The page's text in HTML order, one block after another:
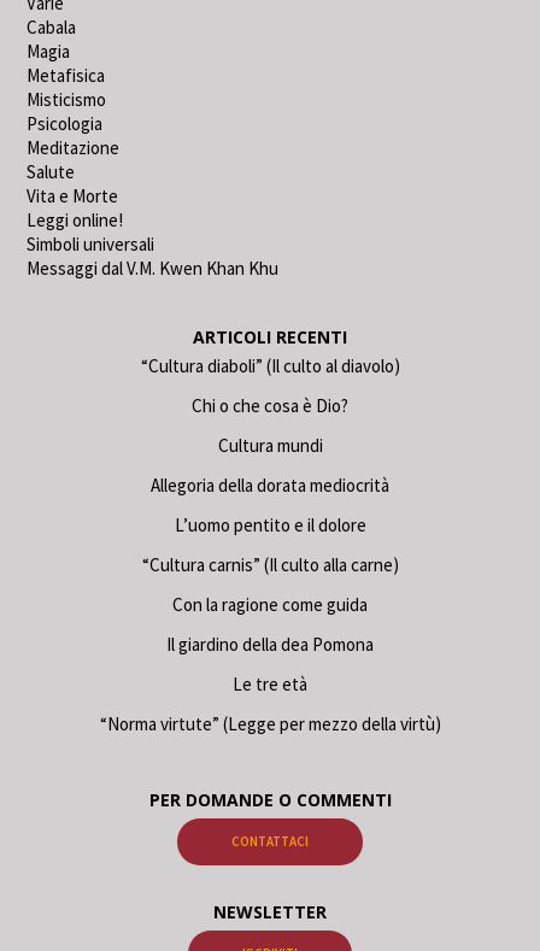
Cabala
Magia
Metafisica
Misticismo
Psicologia
Meditazione
Salute
Vita e Morte
Leggi online!
Simboli universali
Messaggi dal V.M. Kwen Khan Khu
ARTICOLI RECENTI
“Cultura diaboli” (Il culto al diavolo)
Chi o che cosa è Dio?
Cultura mundi
Allegoria della dorata mediocrità
L’uomo pentito e il dolore
“Cultura carnis” (Il culto alla carne)
Con la ragione come guida
Il giardino della dea Pomona
Le tre età
“Norma virtute” (Legge per mezzo della virtù)
PER DOMANDE O COMMENTI
CONTATTACI
NEWSLETTER